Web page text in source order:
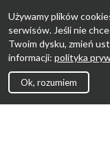
Używamy plików
serwisów. Jeśli nie
Twoim dysku, zmień
informacji: polityka
Ok, rozumiem